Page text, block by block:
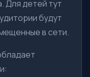
Для детей тут
будут
в сети.